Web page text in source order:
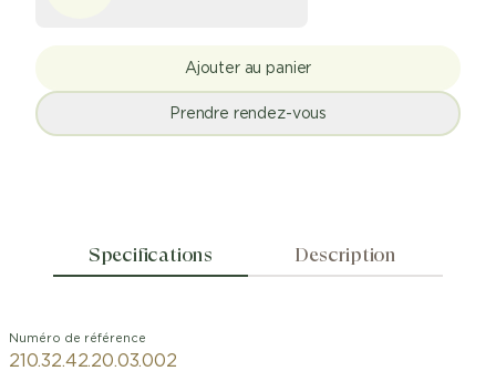
Ajouter au panier
Prendre rendez-vous
Specifications Description
Numéro de référence
210.32.42.20.03.002